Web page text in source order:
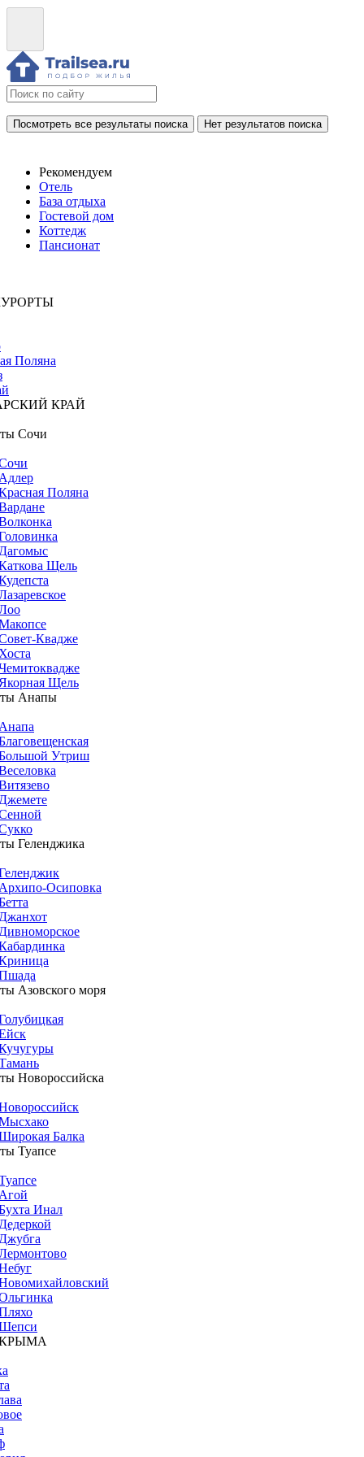
Посмотреть все результаты поиска Нет результатов поиска
Рекомендуем
Отель
База отдыха
Гостевой дом
Коттедж
Пансионат
Поляна
КРАЙ
Сочи
Поляна
Щель
Квадже
Щель
Анапы
Утриш
Геленджика
Осиповка
Азовского моря
Новороссийска
Балка
Туапсе
Инал